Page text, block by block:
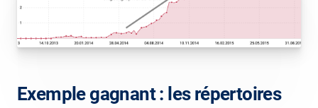
Exemple gagnant : les répertoires